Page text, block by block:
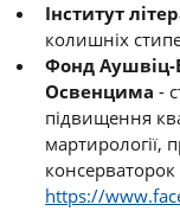
Інститут
колишніх
Фонд Аушвіц-
Освенцима -
підвищення
мартирології,
консерваторок
https://